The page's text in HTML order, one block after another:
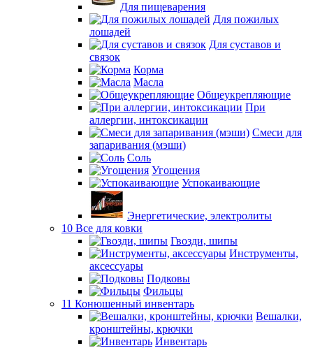
Для пищеварения
Для пожилых
лошадей
Для суставов и
связок
Корма
Масла
Общеукрепляющие
При
аллергии, интоксикации
Смеси для
запаривания (мэши)
Соль
Угощения
Успокаивающие
Энергетические, электролиты
10 Все для ковки
Гвозди, шипы
Инструменты,
аксессуары
Подковы
Фильцы
11 Конюшенный инвентарь
Вешалки,
кронштейны, крючки
Инвентарь